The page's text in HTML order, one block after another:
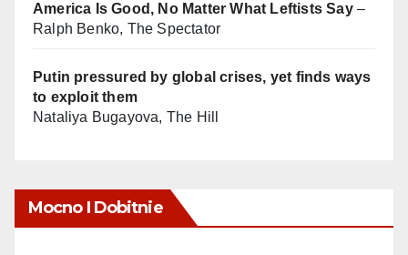
America Is Good, No Matter What Leftists Say–
Ralph Benko, The Spectator
Putin pressured by global crises, yet finds ways
to exploit them
Nataliya Bugayova, The Hill
Mocno I Dobitnie